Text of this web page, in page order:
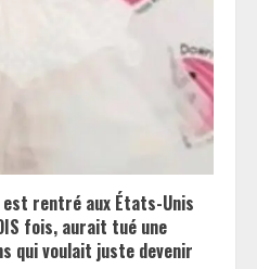
rentré aux États-Unis
fois, aurait tué une
qui voulait juste devenir